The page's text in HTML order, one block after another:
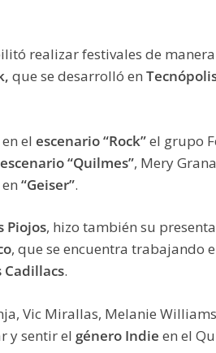
realizar festivales de
que se desarrolló en
el escenario “Rock”el grupo
escenario “Quilmes”, Mery
“Geiser”.
Piojos, hizo también su
, que se encuentra trabajando
Cadillacs.
Vic Mirallas, Melanie
y sentir el género Indie en el